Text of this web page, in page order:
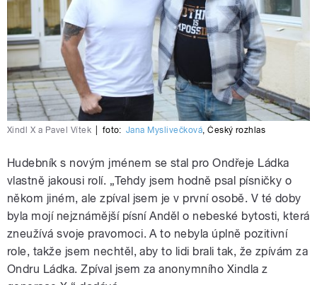
Xindl X a Pavel Vítek foto: Jana Myslivečková,Český rozhlas
Hudebník s novým jménem se stal pro Ondřeje Ládka
vlastně jakousi rolí. „Tehdy jsem hodně psal písničky o
někom jiném, ale zpíval jsem je v první osobě. V té doby
byla mojí nejznámější písní Anděl o nebeské bytosti, která
zneužívá svoje pravomoci. A to nebyla úplně pozitivní
role, takže jsem nechtěl, aby to lidi brali tak, že zpívám za
Ondru Ládka. Zpíval jsem za anonymního Xindla z